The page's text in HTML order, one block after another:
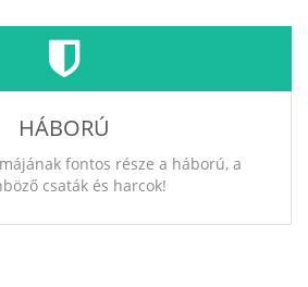
HÁBORÚ
fontos része a háború, a
csaták és harcok!